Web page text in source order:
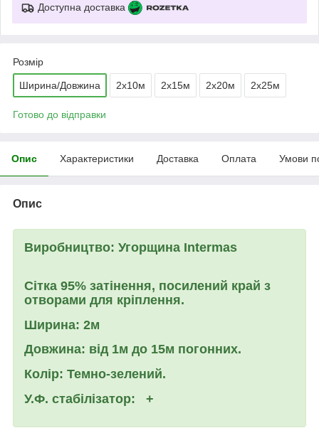
Доступна доставка
Розмір
Ширина/Довжина 2х10м 2х15м 2х20м 2х25м
Готово до відправки
Опис Характеристики Доставка Оплата Умови
Опис
Виробництво: Угорщина Intermas
Сітка 95% затінення, посилений край з
отворами для кріплення.
Ширина: 2м
Довжина: вiд 1м до 15м погонних.
Колір: Темно-зелений.
У.Ф. стабілізатор:
+